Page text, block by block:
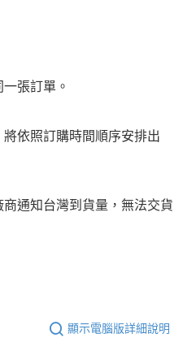
張訂單。
依照訂購時間順序安排出
通知台灣到貨量，無法交貨
顯示電腦版詳細說明